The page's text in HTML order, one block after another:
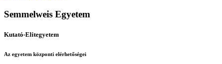
Semmelweis Egyetem
Kutató-Elitegyetem
Az egyetem központi elérhetőségei